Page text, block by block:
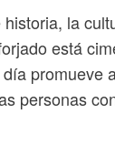
la
está
promueve
personas